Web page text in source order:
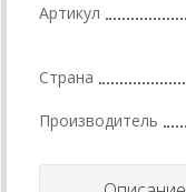
Артикул
Страна
Производитель